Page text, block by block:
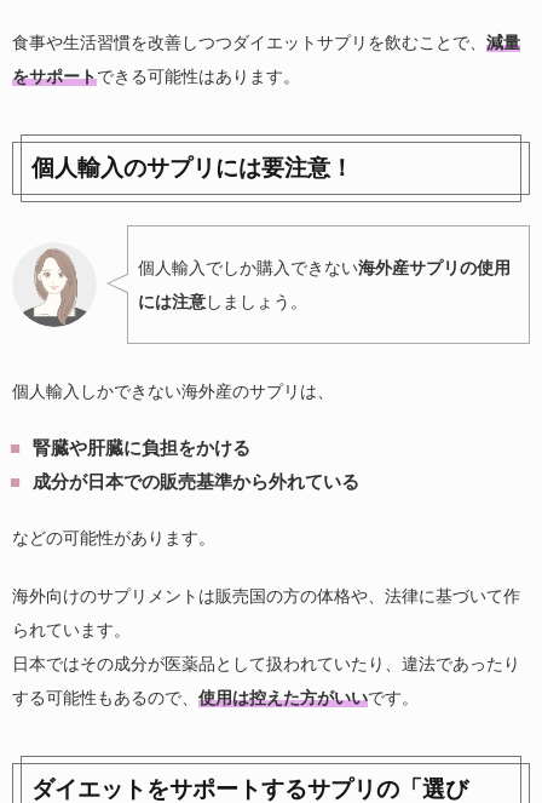
食事や生活習慣を改善しつつダイエットサプリを飲むことで、 減量
をサポートできる可能性はあります。
個人輸入のサプリには要注意！
個人輸入でしか購入できない海外産サプリの使用
には注意しましょう。
個人輸入しかできない海外産のサプリは、
腎臓や肝臓に負担をかける
成分が日本での販売基準から外れている
などの可能性があります。
海外向けのサプリメントは販売国の方の体格や、法律に基づいて作
られています。
日本ではその成分が医薬品として扱われていたり、違法であったり
する可能性もあるので、 使用は控えた方がいいです。
ダイエットをサポートするサプリの「選び